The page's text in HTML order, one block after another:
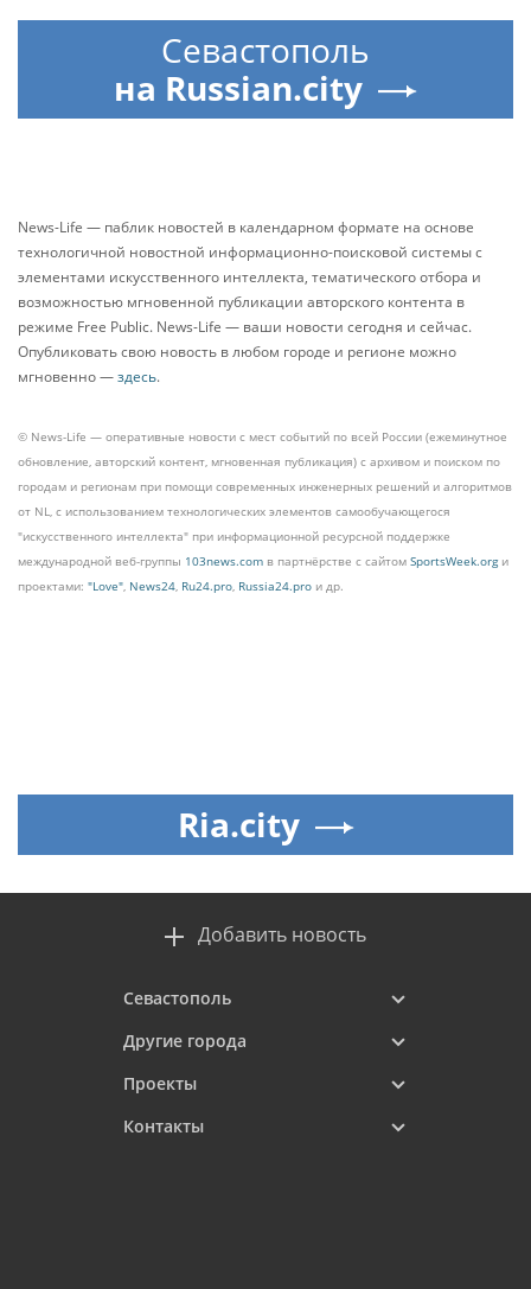
Севастополь
на Russian.city
News-Life — паблик новостей в календарном формате на основе
технологичной новостной информационно-поисковой системы с
элементами искусственного интеллекта, тематического отбора и
возможностью мгновенной публикации авторского контента в
режиме Free Public. News-Life — ваши новости сегодня и сейчас.
Опубликовать свою новость в любом городе и регионе можно
мгновенно —здесь.
© News-Life — оперативные новости с мест событий по всей России (ежеминутное
обновление, авторский контент, мгновенная публикация) с архивом и поиском по
городам и регионам при помощи современных инженерных решений и алгоритмов
от NL, с использованием технологических элементов самообучающегося
"искусственного интеллекта" при информационной ресурсной поддержке
международной веб-группы 103news.com в партнёрстве с сайтом SportsWeek.orgи
проектами: "Love", News24, Ru24.pro, Russia24.pro и др.
Ria.city
Добавить новость
Севастополь
Другие города
Проекты
Контакты